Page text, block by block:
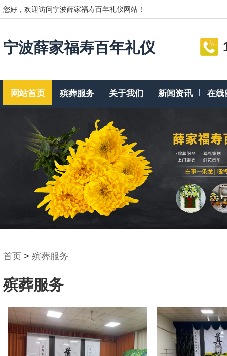
您好，欢迎访问宁波薛家福寿百年礼仪网站！
宁波薛家福寿百年礼仪
网站首页 殡葬服务 关于我们 新闻资讯 在线
首页 > 殡葬服务
殡葬服务